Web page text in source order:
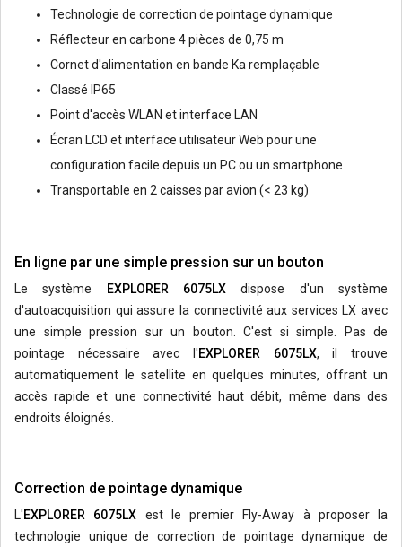
Technologie de correction de pointage dynamique
Réflecteur en carbone 4 pièces de 0,75 m
Cornet d'alimentation en bande Ka remplaçable
Classé IP65
Point d'accès WLAN et interface LAN
Écran LCD et interface utilisateur Web pour une
configuration facile depuis un PC ou un smartphone
Transportable en 2 caisses par avion (< 23 kg)
En ligne par une simple pression sur un bouton
Le système EXPLORER 6075LX dispose d'un système
d'autoacquisition qui assure la connectivité aux services LX avec
une simple pression sur un bouton. C'est si simple. Pas de
pointage nécessaire avec l'EXPLORER 6075LX, il trouve
automatiquement le satellite en quelques minutes, offrant un
accès rapide et une connectivité haut débit, même dans des
endroits éloignés.
Correction de pointage dynamique
L'EXPLORER 6075LX est le premier Fly-Away à proposer la
technologie unique de correction de pointage dynamique de